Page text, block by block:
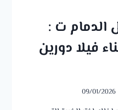
الدمام ت :
بناء فيلا دورين
09/01/2026